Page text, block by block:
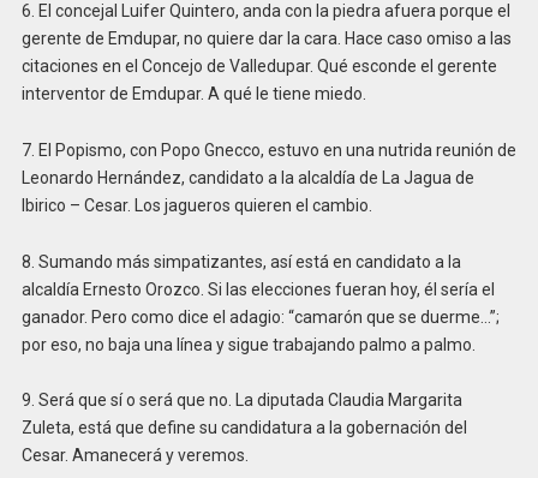
6. El concejal Luifer Quintero, anda con la piedra afuera porque el
gerente de Emdupar, no quiere dar la cara. Hace caso omiso a las
citaciones en el Concejo de Valledupar. Qué esconde el gerente
interventor de Emdupar. A qué le tiene miedo.
7. El Popismo, con Popo Gnecco, estuvo en una nutrida reunión de
Leonardo Hernández, candidato a la alcaldía de La Jagua de
Ibirico – Cesar. Los jagueros quieren el cambio.
8. Sumando más simpatizantes, así está en candidato a la
alcaldía Ernesto Orozco. Si las elecciones fueran hoy, él sería el
ganador. Pero como dice el adagio: “camarón que se duerme…”;
por eso, no baja una línea y sigue trabajando palmo a palmo.
9. Será que sí o será que no. La diputada Claudia Margarita
Zuleta, está que define su candidatura a la gobernación del
Cesar. Amanecerá y veremos.